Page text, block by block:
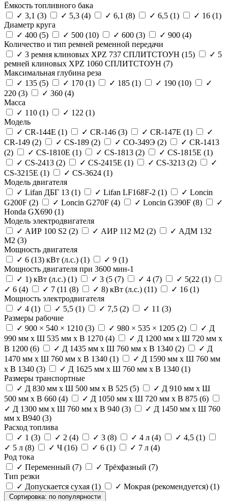
Ёмкость топливного бака
✓ 3,1 (3) ✓ 5,3 (4) ✓ 6,1 (8) ✓ 6,5 (1) ✓ 16 (1)
Диаметр круга
✓ 400 (5) ✓ 500 (10) ✓ 600 (3) ✓ 900 (4)
Количество и тип ремней ременной передачи
✓ 3 ремня клиновых XPZ 737 СПЛИТСТОУН (15) ✓ 5
ремней клиновых XPZ 1060 СПЛИТСТОУН (7)
Максимальная глубина реза
✓ 135 (5) ✓ 170 (1) ✓ 185 (1) ✓ 190 (10)
✓
220 (3) ✓ 360 (4)
Масса
✓ 110 (1) ✓ 122 (1)
Модель
✓ CR-144E (1) ✓ CR-146 (3) ✓ CR-147E (1)
✓
CR-149 (2) ✓ CS-189 (2) ✓ СО-349Э (2) ✓ CR-1413
(2)
✓ CS-1810E (1) ✓ CS-1813 (2) ✓ CS-1815E (1)
✓ CS-2413 (2) ✓ CS-2415E (1) ✓ CS-3213 (2)
✓
CS-3215E (1) ✓ CS-3624 (1)
Модель двигателя
✓ Lifan ДБГ 13 (1) ✓ Lifan LF168F-2 (1) ✓ Loncin
G200F (2) ✓ Loncin G270F (4) ✓ Loncin G390F (8)
✓
Honda GX690 (1)
Модель электродвигателя
✓ АИР 100 S2 (2) ✓ АИР 112 M2 (2) ✓ АДМ 132
M2 (3)
Мощность двигателя
✓ 6 (13) кВт (л.с.) (1) ✓ 9 (1)
Мощность двигателя при 3600 мин-1
✓ 1) кВт (л.с.) (1) ✓ 3 (5 (7) ✓ 4 (7) ✓ 5(22 (1)
✓ 6 (4) ✓ 7 (11 (8) ✓ 8) кВт (л.с.) (11) ✓ 16 (1)
Мощность электродвигателя
✓ 4 (1) ✓ 5,5 (1) ✓ 7,5 (2) ✓ 11 (3)
Размеры рабочие
✓ 900 × 540 × 1210 (3) ✓ 980 × 535 × 1205 (2) ✓ Д
990 мм x Ш 535 мм x В 1270 (4) ✓ Д 1200 мм x Ш 720 мм x
В 1200 (6) ✓ Д 1435 мм x Ш 760 мм x В 1340 (2) ✓ Д
1470 мм x Ш 760 мм x В 1340 (1) ✓ Д 1590 мм x Ш 760 мм
x В 1340 (3) ✓ Д 1625 мм x Ш 760 мм x В 1340 (1)
Размеры транспортные
✓ Д 830 мм x Ш 500 мм x В 525 (5) ✓ Д 910 мм x Ш
500 мм x В 660 (4) ✓ Д 1050 мм x Ш 720 мм x В 875 (6)
✓ Д 1300 мм x Ш 760 мм x В 940 (3) ✓ Д 1450 мм x Ш 760
мм x В940 (3)
Расход топлива
✓ 1 (3) ✓ 2 (4) ✓ 3 (8) ✓ 4 л (4) ✓ 4,5 (1)
✓ 5 л (8) ✓ Ч (16) ✓ 6 (1) ✓ 7 л (4)
Род тока
✓ Переменный (7) ✓ Трёхфазный (7)
Тип резки
✓ Допускается сухая (1) ✓ Мокрая (рекомендуется) (1)
Сортировка: по популярности